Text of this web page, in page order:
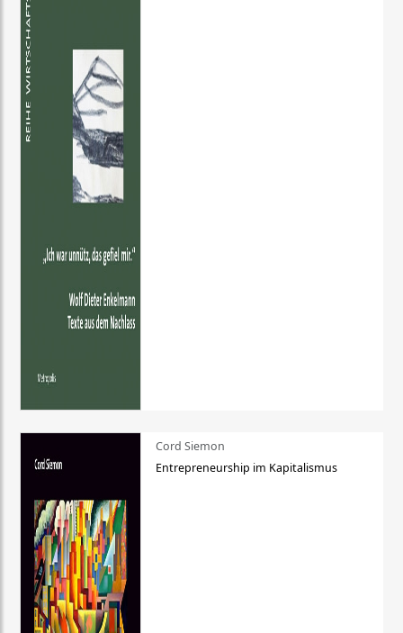
Cord Siemon
Entrepreneurship im Kapitalismus